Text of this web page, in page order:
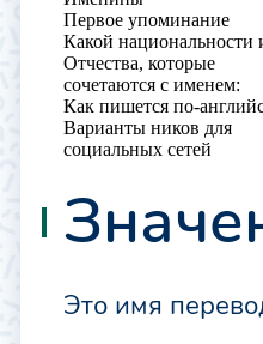
Первое упоминание
Какой национальности
Отчества, которые
сочетаются с именем:
Как пишется по-
Варианты ников для
социальных сетей
Это имя